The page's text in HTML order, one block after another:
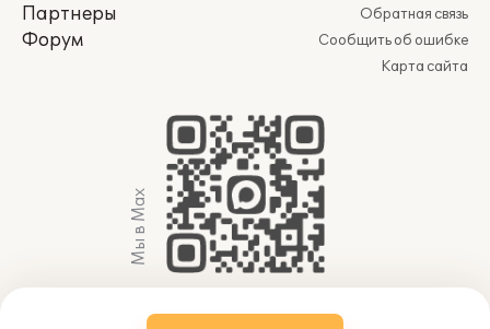
Партнеры
Форум
Обратная связь
Сообщить об ошибке
Карта сайта
Мы в Max